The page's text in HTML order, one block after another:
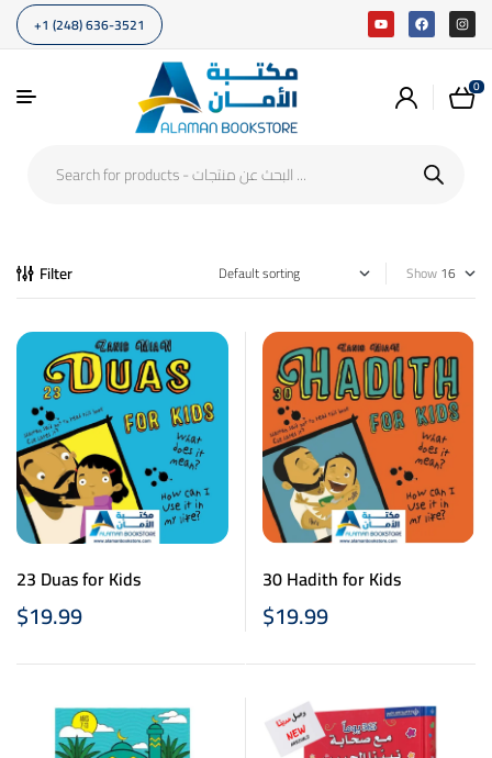
+1 (248) 636-3521
0
Filter Show
23 Duas for Kids
$19.99
30 Hadith for Kids
$19.99